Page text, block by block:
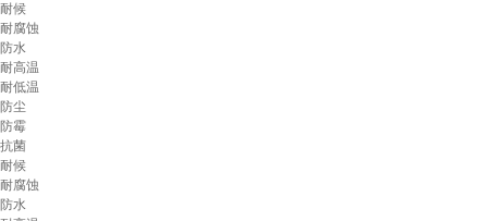
耐候
耐腐蚀
防水
耐高温
耐低温
防尘
防霉
抗菌
耐候
耐腐蚀
防水